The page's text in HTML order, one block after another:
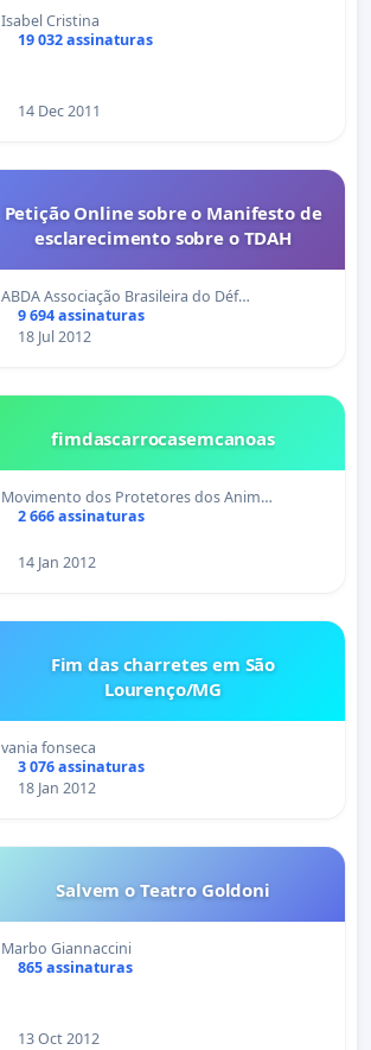
Isabel Cristina
19 032 assinaturas
14 Dec 2011
Petição Online sobre o Manifesto de
esclarecimento sobre o TDAH
ABDA Associação Brasileira do Déf…
9 694 assinaturas
18 Jul 2012
fimdascarrocasemcanoas
Movimento dos Protetores dos Anim…
2 666 assinaturas
14 Jan 2012
Fim das charretes em São
Lourenço/MG
vania fonseca
3 076 assinaturas
18 Jan 2012
Salvem o Teatro Goldoni
Marbo Giannaccini
865 assinaturas
13 Oct 2012